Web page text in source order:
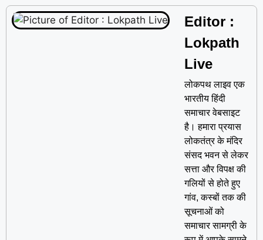
Editor :
Lokpath
Live
लोकपथ लाइव एक
भारतीय हिंदी
समाचार वेबसाइट
है। हमारा प्रयास
लोकतंत्र के मंदिर
संसद भवन से लेकर
सत्ता और विपक्ष की
गलियों से होते हुए
गांव, कस्बों तक की
सूचनाओं को
समाचार सामग्री के